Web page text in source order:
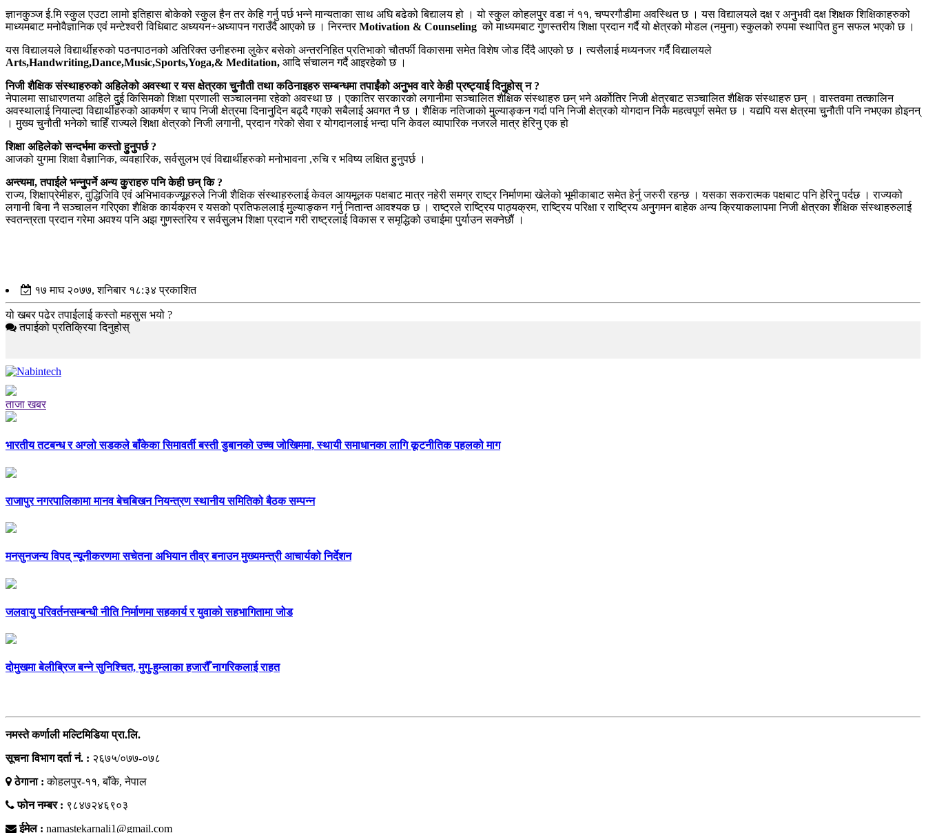
ज्ञानकुुञ्ज ई.मि स्कुुल एउटा लामो इतिहास बोकेको स्कुुल हैन तर केहि गर्नु पर्छ भन्ने मान्यताका साथ अघि बढेको बिद्यालय हो । यो स्कुुल कोहलपुुर वडा नं ११, चप्परगौडीमा अवस्थित छ । यस विद्यालयले दक्ष र अनुुभवी दक्ष शिक्षक शिक्षिकाहरुको
माध्यमबाट मनोवैज्ञानिक एवंं मन्टेश्वरी विधिबाट अध्ययन÷अध्यापन गराउँदै आएको छ । निरन्तरMotivation & Counseling को माध्यमबाट गुुणस्तरीय शिक्षा प्रदान गर्दै यो क्षेत्रको मोडल (नमुना) स्कुलको रुपमा स्थापित हुन सफल भएको छ ।
यस विद्यालयले विद्यार्थीहरुको पठनपाठनको अतिरिक्त उनीहरुमा लुुकेर बसेको अन्तरनिहित प्रतिभाको चौतर्फी विकासमा समेत विशेष जोड दिँदै आएको छ । त्यसैलाई मध्यनजर गर्दै विद्यालयले
Arts,Handwriting,Dance,Music,Sports,Yoga,& Meditation, आदि संंचालन गर्दै आइरहेको छ ।
निजी शैक्षिक संस्थाहरुको अहिलेको अवस्था र यस क्षेत्रका चुुनौती तथा कठिनाइहरु सम्बन्धमा तपाईंको अनुुभव वारे केही प्रष्ट्याई दिनुुहोस् न ?
नेपालमा साधारणतया अहिले दुुई किसिमको शिक्षा प्रणाली सञ्चालनमा रहेको अवस्था छ । एकातिर सरकारको लगानीमा सञ्चालित शैक्षिक संस्थाहरु छन् भने अर्कोतिर निजी क्षेत्रबाट सञ्चालित शैक्षिक संस्थाहरु छन् । वास्तवमा तत्कालिन
अवस्थालाई नियाल्दा विद्यार्थीहरुको आकर्षण र चाप निजी क्षेत्रमा दिनानुुदिन बढ्दै गएको सबैलाई अवगत नै छ । शैक्षिक नतिजाको मुुल्याङ्कन गर्दा पनि निजी क्षेत्रको योगदान निकै महत्वपूर्ण समेत छ । यद्यपि यस क्षेत्रमा चुुनौती पनि नभएका होइनन्
। मुुख्य चुुनौती भनेको चाहिँ राज्यले शिक्षा क्षेत्रको निजी लगानी, प्रदान गरेको सेवा र योगदानलाई भन्दा पनि केवल व्यापारिक नजरले मात्र हेरिनु एक हो
शिक्षा अहिलेको सन्दर्भमा कस्तो हुुनुुपर्छ ?
आजको युुगमा शिक्षा वैज्ञानिक, व्यवहारिक, सर्वसुुलभ एवं विद्यार्थीहरुको मनोभावना ,रुचि र भविष्य लक्षित हुुनुुपर्छ ।
अन्त्यमा, तपाईले भन्नुुपर्ने अन्य कुुराहरु पनि केही छन् कि ?
राज्य, शिक्षाप्रेमीहरु, वुुद्धिजिवि एवंं अभिभावकज्यूूहरुले निजी शैक्षिक संंस्थाहरुलाई केवल आयमूलक पक्षबाट मात्र नहेरी समग्र राष्ट्र निर्माणमा खेलेको भूमीकाबाट समेत हेर्नु जरुरी रहन्छ । यसका सकरात्मक पक्षबाट पनि हेरिनुु पर्दछ । राज्यको
लगानी बिना नै सञ्चालन गरिएका शैक्षिक कार्यक्रम र यसको प्रतिफललाई मुुल्याङ्कन गर्नु नितान्त आवश्यक छ । राष्ट्रले राष्ट्रिय पाठ्यक्रम, राष्ट्रिय परिक्षा र राष्ट्रिय अनुुगमन बाहेक अन्य क्रियाकलापमा निजी क्षेत्रका शैक्षिक संंस्थाहरुलाई
स्वतन्त्रता प्रदान गरेमा अवश्य पनि अझ गुुणस्तरिय र सर्वसुुलभ शिक्षा प्रदान गरी राष्ट्रलाई विकास र समृद्धिको उचाईमा पु्र्याउन सक्नेछौंं ।
१७ माघ २०७७, शनिबार १८:३४ प्रकाशित
यो खबर पढेर तपाईलाई कस्तो महसुस भयो ?
तपाईको प्रतिक्रिया दिनुहोस्
ताजा खबर
भारतीय तटबन्ध र अग्लो सडकले बाँकेका सिमावर्ती बस्ती डुबानको उच्च जोखिममा, स्थायी समाधानका लागि कूटनीतिक पहलको माग
राजापुर नगरपालिकामा मानव बेचबिखन नियन्त्रण स्थानीय समितिको बैठक सम्पन्न
मनसुनजन्य विपद् न्यूनीकरणमा सचेतना अभियान तीव्र बनाउन मुख्यमन्त्री आचार्यको निर्देशन
जलवायु परिवर्तनसम्बन्धी नीति निर्माणमा सहकार्य र युवाको सहभागितामा जोड
दोमुखमा बेलीब्रिज बन्ने सुनिश्चित, मुगु-हुम्लाका हजारौँ नागरिकलाई राहत
नमस्ते कर्णाली मल्टिमिडिया प्रा.लि.
सूचना विभाग दर्ता नं. : २६७५/०७७-०७८
ठेगाना :काेहलपुर-११, बाँके, नेपाल
फोन नम्बर : ९८४७२४६९०३
ईमेल : namastekarnali1@gmail.com